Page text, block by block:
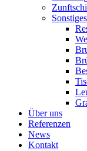
Sons­ti­ges
Über uns
Refe­ren­zen
News
Kon­takt